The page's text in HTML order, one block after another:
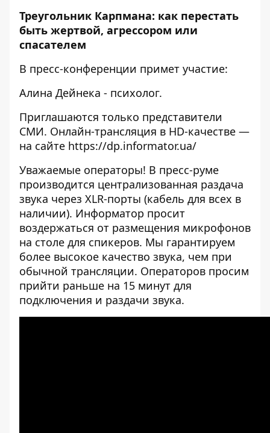
Треугольник Карпмана: как перестать
быть жертвой, агрессором или
спасателем
В пресс-конференции примет участие:
Алина Дейнека - психолог.
Приглашаются только представители
СМИ. Онлайн-трансляция в HD-качестве —
на сайте https://dp.informator.ua/
Уважаемые операторы! В пресс-руме
производится централизованная раздача
звука через XLR-порты (кабель для всех в
наличии). Информатор просит
воздержаться от размещения микрофонов
на столе для спикеров. Мы гарантируем
более высокое качество звука, чем при
обычной трансляции. Операторов просим
прийти раньше на 15 минут для
подключения и раздачи звука.